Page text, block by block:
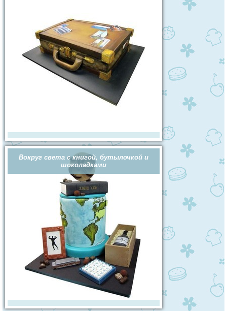
Вокруг света с книгой, бутылочкой и
шоколадками